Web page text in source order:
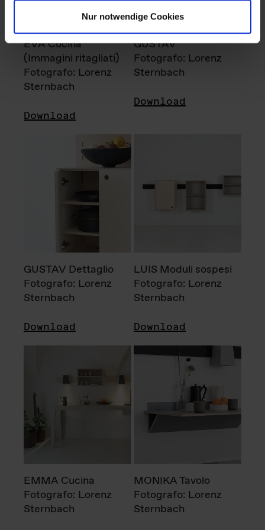
Nur notwendige Cookies
EVA Cucina
(Immagini ritagliati)
Fotografo: Lorenz
Sternbach
Download
GUSTAV
Fotografo: Lorenz
Sternbach
Download
GUSTAV Dettaglio
Fotografo: Lorenz
Sternbach
Download
LUIS Moduli sospesi
Fotografo: Lorenz
Sternbach
Download
EMMA Cucina
Fotografo: Lorenz
Sternbach
MONIKA Tavolo
Fotografo: Lorenz
Sternbach